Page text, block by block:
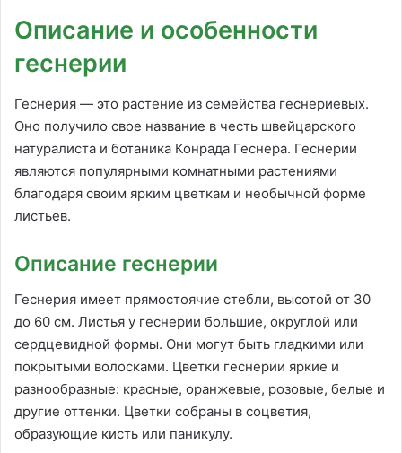
Описание и особенности
геснерии
Геснерия — это растение из семейства геснериевых.
Оно получило свое название в честь швейцарского
натуралиста и ботаника Конрада Геснера. Геснерии
являются популярными комнатными растениями
благодаря своим ярким цветкам и необычной форме
листьев.
Описание геснерии
Геснерия имеет прямостоячие стебли, высотой от 30
до 60 см. Листья у геснерии большие, округлой или
сердцевидной формы. Они могут быть гладкими или
покрытыми волосками. Цветки геснерии яркие и
разнообразные: красные, оранжевые, розовые, белые и
другие оттенки. Цветки собраны в соцветия,
образующие кисть или паникулу.